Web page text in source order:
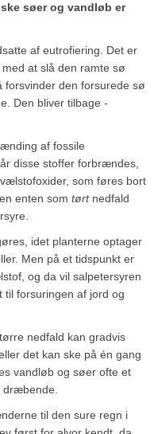
søer og vandløb er
af eutrofiering. Det er
at slå den ramte sø
forsvinder den forsurede sø
Den bliver tilbage
af fossile
disse stoffer forbrændes,
som føres bort
enten som tørt nedfald
idet planterne optager
Men på et tidspunkt er
og da vil salpetersyren
til forsuringen af jord og
nedfald kan gradvis
det kan ske på én gang
vandløb og søer ofte et
dræbende.
til den sure regn i